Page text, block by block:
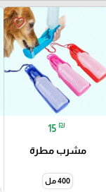
favorite_border
15 ₪
مشرب مطرة
400 مل